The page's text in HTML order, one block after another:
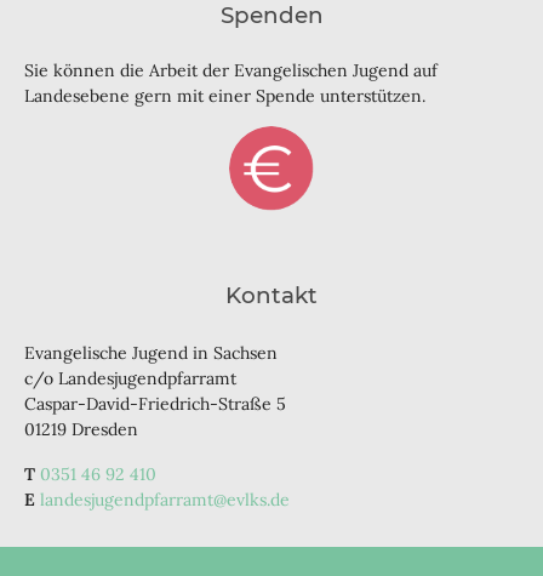
Spenden
Sie können die Arbeit der Evangelischen Jugend auf
Landesebene gern mit einer Spende unterstützen.
Kontakt
Evangelische Jugend in Sachsen
c/o Landesjugendpfarramt
Caspar-David-Friedrich-Straße 5
01219 Dresden
0351 46 92 410
landesjugendpfarramt@evlks.de